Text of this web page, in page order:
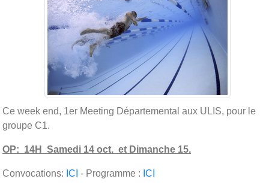
Ce week end, 1er Meeting Départemental aux ULIS, pour le
groupe C1.
OP: 14H Samedi 14 oct. et Dimanche 15.
Convocations: ICI - Programme : ICI